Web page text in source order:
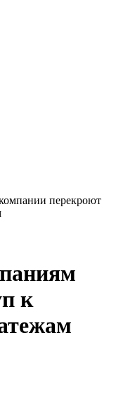
перекроют
к